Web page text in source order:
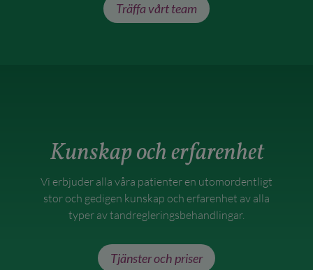
Träffa vårt team
Kunskap och erfarenhet
Vi erbjuder alla våra patienter en utomordentligt
stor och gedigen kunskap och erfarenhet av alla
typer av tandregleringsbehandlingar.
Tjänster och priser